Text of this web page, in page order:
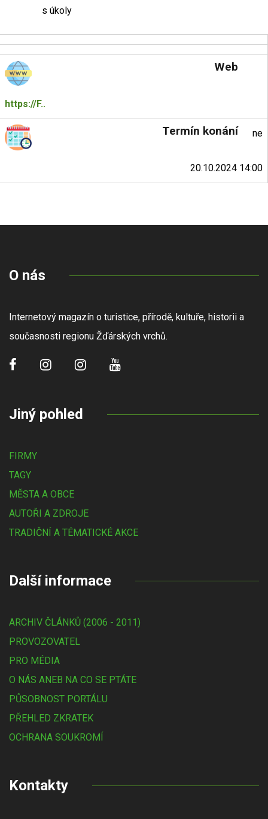
s úkoly
Web
https://F..
Termín konání ne
20.10.2024 14:00
O nás
Internetový magazín o turistice, přírodě, kultuře, historii a
současnosti regionu Žďárských vrchů.
Jiný pohled
FIRMY
TAGY
MĚSTA A OBCE
AUTOŘI A ZDROJE
TRADIČNÍ A TÉMATICKÉ AKCE
Další informace
ARCHIV ČLÁNKŮ (2006 - 2011)
PROVOZOVATEL
PRO MÉDIA
O NÁS ANEB NA CO SE PTÁTE
PŮSOBNOST PORTÁLU
PŘEHLED ZKRATEK
OCHRANA SOUKROMÍ
Kontakty